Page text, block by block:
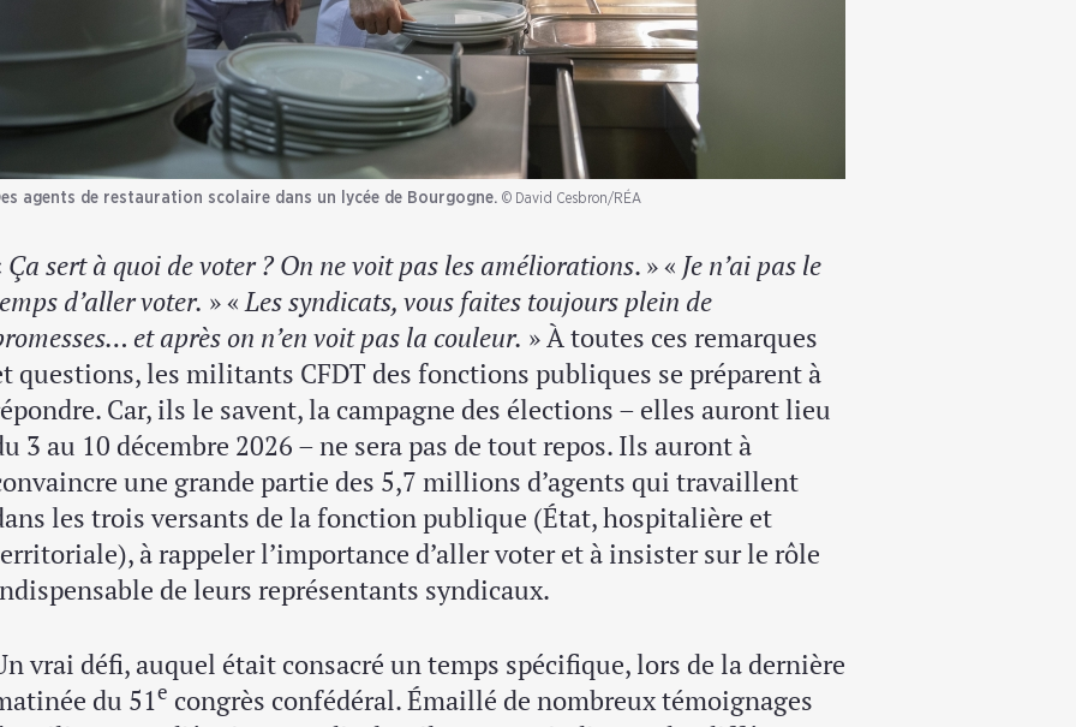
agents de restauration scolaire dans un lycée de Bourgogne. © David Cesbron/RÉA
Ça sert à quoi de voter ? On ne voit pas les améliorations. » « Je n’ai pas le
d’aller voter. » « Les syndicats, vous faites toujours plein de
et après on n’en voit pas la couleur. » À toutes ces remarques
questions, les militants CFDT des fonctions publiques se préparent à
Car, ils le savent, la campagne des élections – elles auront lieu
3 au 10 décembre 2026 – ne sera pas de tout repos. Ils auront à
une grande partie des 5,7 millions d’agents qui travaillent
les trois versants de la fonction publique (État, hospitalière et
à rappeler l’importance d’aller voter et à insister sur le rôle
de leurs représentants syndicaux.
vrai défi, auquel était consacré un temps spécifique, lors de la dernière
du 51e congrès confédéral. Émaillé de nombreux témoignages